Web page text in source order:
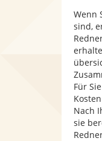
Wenn
sind,
Für
Nach
sie